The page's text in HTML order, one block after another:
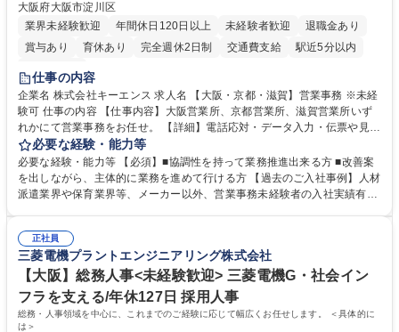
大阪府大阪市淀川区
業界未経験歓迎
年間休日120日以上 未経験者歓迎
退職金あり
賞与あり
育休あり 完全週休2日制 交通費支給
駅近5分以内
土日祝休み
仕事の内容
企業名 株式会社キーエンス 求人名 【大阪・京都・滋賀】営業事務 ※未経
験可 仕事の内容 【仕事内容】大阪営業所、京都営業所、滋賀営業所いず
れかにて営業事務をお任せ。 【詳細】電話応対・データ入力・伝票や見積
の作成・カタログ送付・来客対応・営業所内で発生する事務業務や業務改
善をお任せ。 【教育制度】ご入社後、育成担当とペアになりながらOJTに
て業務を覚えていただくことが可能です。業務システムがきちんと構築さ
れているため、スムーズに仕事に慣れることができる環境です。また、
募集職種 【大阪・京都・滋賀】営業事務 ※未経験可
必要な経験・能力等
必要な経験・能力等 【必須】■協調性を持って業務推進出来る方 ■改善案
を出しながら、主体的に業務を進めて行ける方 【過去のご入社事例】人材
派遣業界や保育業界等、メーカー以外、営業事務未経験者の入社実績有
えて、お客様や社員の状況に合わせ、能動的なサポート、改善の動きも期
待され。組織を支えるスペシャリストとして、チームに貢献し、結果的に
社員から頼られる存在になることができます。平均19:30の退勤以降の業
務の持ち帰りも禁止されており、メリハリのある働き方となります。 学
歴・資格 学歴：大学院 大学 高専 短大 語学力： 資格：
正社員
三菱電機プラントエンジニアリング株式会社
【大阪】総務人事<未経験歓迎> 三菱電機G・社会イン
フラを支える/年休127日 採用人事
総務・人事領域を中心に、これまでのご経験に応じて幅広くお任せします。 ＜具体的に
は＞